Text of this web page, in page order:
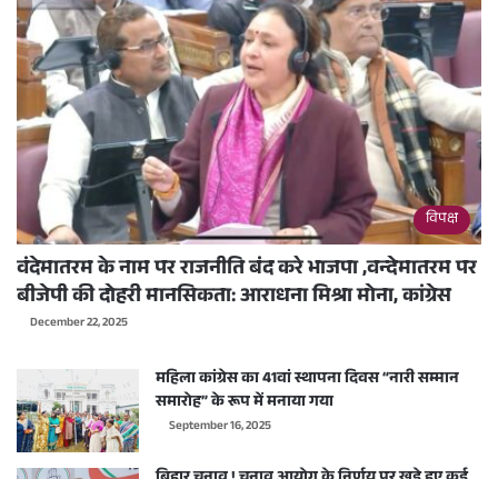
विपक्ष
वंदेमातरम के नाम पर राजनीति बंद करे भाजपा ,वन्देमातरम पर
बीजेपी की दोहरी मानसिकता: आराधना मिश्रा मोना, कांग्रेस
December 22, 2025
महिला कांग्रेस का 41वां स्थापना दिवस “नारी सम्मान
समारोह” के रूप में मनाया गया
September 16, 2025